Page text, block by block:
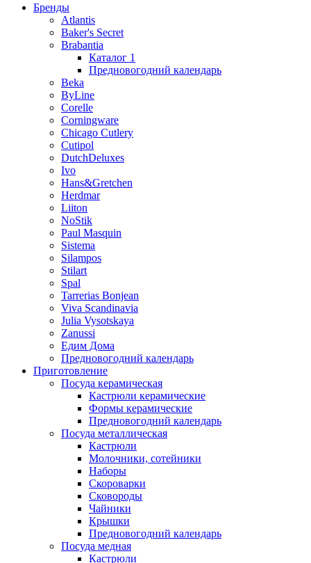
Бренды
Atlantis
Baker's Secret
Brabantia
Каталог 1
Предновогодний календарь
Beka
ByLine
Corelle
Corningware
Chicago Cutlery
Cutipol
DutchDeluxes
Ivo
Hans&Gretchen
Herdmar
Liiton
NoStik
Paul Masquin
Sistema
Silampos
Stilart
Spal
Tarrerias Bonjean
Viva Scandinavia
Julia Vysotskaya
Zanussi
Едим Дома
Предновогодний календарь
Приготовление
Посуда керамическая
Кастрюли керамические
Формы керамические
Предновогодний календарь
Посуда металлическая
Кастрюли
Молочники, сотейники
Наборы
Скороварки
Сковороды
Чайники
Крышки
Предновогодний календарь
Посуда медная
Кастрюли